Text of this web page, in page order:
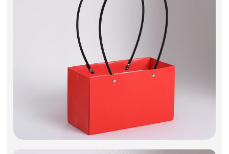
Искусственные цветы и растения
Декоративные вазы, кашпо